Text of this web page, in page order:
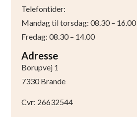
Telefontider:
Mandag til torsdag: 08.30 – 16.00
Fredag: 08.30 – 14.00
Adresse
Borupvej 1
7330 Brande
Cvr: 26632544